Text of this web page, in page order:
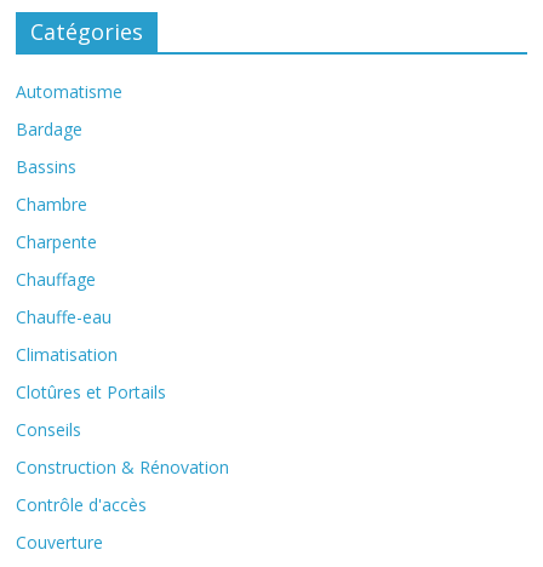
Catégories
Automatisme
Bardage
Bassins
Chambre
Charpente
Chauffage
Chauffe-eau
Climatisation
Clotûres et Portails
Conseils
Construction & Rénovation
Contrôle d'accès
Couverture